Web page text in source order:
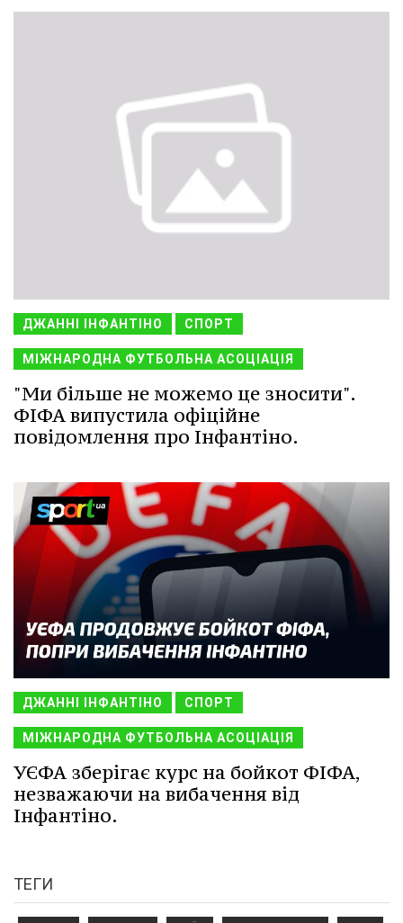
ДЖАННІ ІНФАНТІНО СПОРТ
МІЖНАРОДНА ФУТБОЛЬНА АСОЦІАЦІЯ
"Ми більше не можемо це зносити".
ФІФА випустила офіційне
повідомлення про Інфантіно.
ДЖАННІ ІНФАНТІНО СПОРТ
МІЖНАРОДНА ФУТБОЛЬНА АСОЦІАЦІЯ
УЄФА зберігає курс на бойкот ФІФА,
незважаючи на вибачення від
Інфантіно.
ТЕГИ